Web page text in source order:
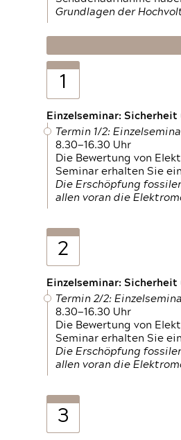
Grundlagen der
1
Einzelseminar:
Termin 1/2:
8.30—16.30 Uhr
Die Bewertung von
Seminar erhalten Sie
Die Erschöpfung
allen voran die
2
Einzelseminar:
Termin 2/2:
8.30—16.30 Uhr
Die Bewertung von
Seminar erhalten Sie
Die Erschöpfung
allen voran die
3